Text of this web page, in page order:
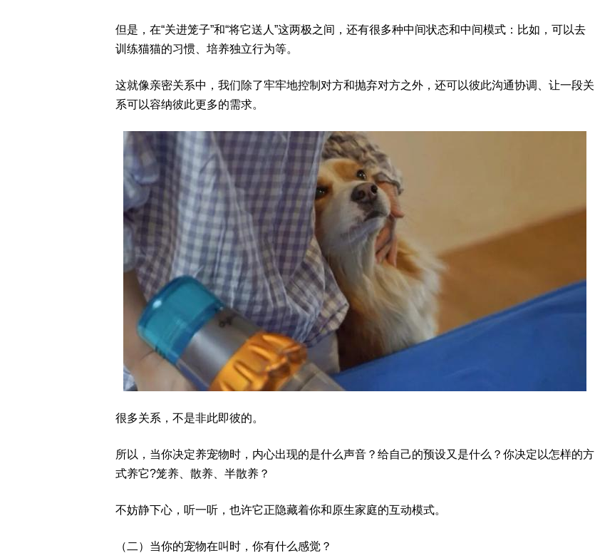
但是，在“关进笼子”和“将它送人”这两极之间，还有很多种中间状态和中间模式：比如，可以去
训练猫猫的习惯、培养独立行为等。
这就像亲密关系中，我们除了牢牢地控制对方和抛弃对方之外，还可以彼此沟通协调、让一段关
系可以容纳彼此更多的需求。
很多关系，不是非此即彼的。
所以，当你决定养宠物时，内心出现的是什么声音？给自己的预设又是什么？你决定以怎样的方
式养它?笼养、散养、半散养？
不妨静下心，听一听，也许它正隐藏着你和原生家庭的互动模式。
（二）当你的宠物在叫时，你有什么感觉？